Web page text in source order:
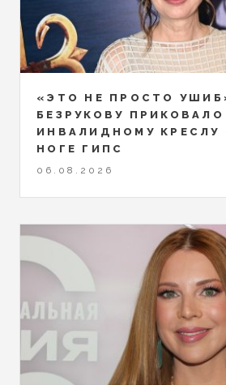
«ЭТО НЕ ПРОСТО
БЕЗРУКОВУ ПРИКОВАЛО
ИНВАЛИДНОМУ КРЕСЛУ
НОГЕ ГИПС
06.08.2026